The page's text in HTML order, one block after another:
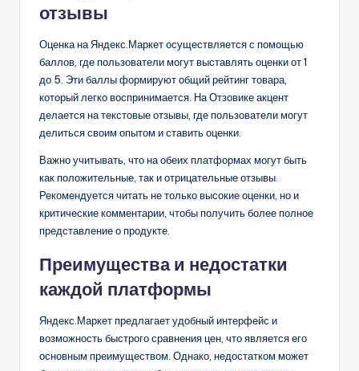
отзывы
Оценка на Яндекс.Маркет осуществляется с помощью
баллов, где пользователи могут выставлять оценки от 1
до 5. Эти баллы формируют общий рейтинг товара,
который легко воспринимается. На Отзовике акцент
делается на текстовые отзывы, где пользователи могут
делиться своим опытом и ставить оценки.
Важно учитывать, что на обеих платформах могут быть
как положительные, так и отрицательные отзывы.
Рекомендуется читать не только высокие оценки, но и
критические комментарии, чтобы получить более полное
представление о продукте.
Преимущества и недостатки
каждой платформы
Яндекс.Маркет предлагает удобный интерфейс и
возможность быстрого сравнения цен, что является его
основным преимуществом. Однако, недостатком может